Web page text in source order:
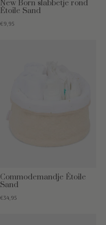
New Born slabbetje rond
Étoile Sand
€9,95
Commodemandje Étoile
Sand
€34,95